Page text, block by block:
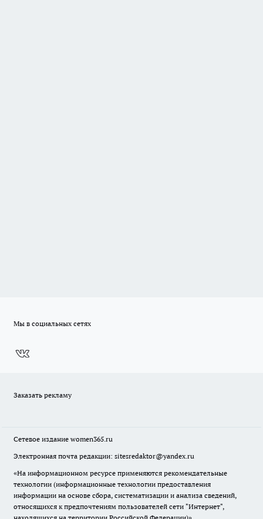
Мы в социальных сетях
Заказать рекламу
Сетевое издание women365.ru
Электронная почта редакции: sitesredaktor@yandex.ru
«На информационном ресурсе применяются рекомендательные
технологии (информационные технологии предоставления
информации на основе сбора, систематизации и анализа сведений,
относящихся к предпочтениям пользователей сети "Интернет",